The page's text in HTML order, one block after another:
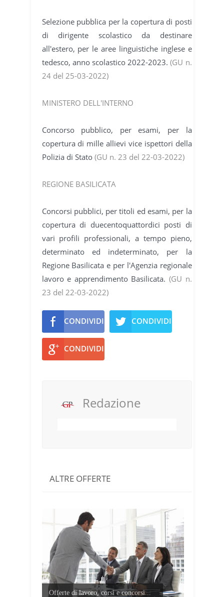
Selezione pubblica per la copertura di posti
di dirigente scolastico da destinare
all'estero, per le aree linguistiche inglese e
tedesco, anno scolastico 2022-2023. (GU n.
24 del 25-03-2022)
MINISTERO DELL'INTERNO
Concorso pubblico, per esami, per la
copertura di mille allievi vice ispettori della
Polizia di Stato(GU n. 23 del 22-03-2022)
REGIONE BASILICATA
Concorsi pubblici, per titoli ed esami, per la
copertura di duecentoquattordici posti di
vari profili professionali, a tempo pieno,
determinato ed indeterminato, per la
Regione Basilicata e per l'Agenzia regionale
lavoro e apprendimento Basilicata. (GU n.
23 del 22-03-2022)
CONDIVIDI CONDIVIDI
CONDIVIDI
Redazione
ALTRE OFFERTE
Offerte di lavoro, corsi e concorsi...